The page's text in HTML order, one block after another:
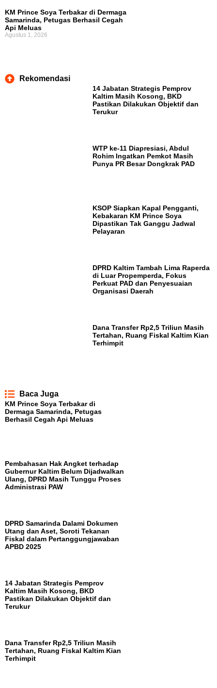
KM Prince Soya Terbakar di Dermaga
Samarinda, Petugas Berhasil Cegah
Api Meluas
Agustus 1, 2026
Rekomendasi
14 Jabatan Strategis Pemprov
Kaltim Masih Kosong, BKD
Pastikan Dilakukan Objektif dan
Terukur
WTP ke-11 Diapresiasi, Abdul
Rohim Ingatkan Pemkot Masih
Punya PR Besar Dongkrak PAD
KSOP Siapkan Kapal Pengganti,
Kebakaran KM Prince Soya
Dipastikan Tak Ganggu Jadwal
Pelayaran
DPRD Kaltim Tambah Lima Raperda
di Luar Propemperda, Fokus
Perkuat PAD dan Penyesuaian
Organisasi Daerah
Dana Transfer Rp2,5 Triliun Masih
Tertahan, Ruang Fiskal Kaltim Kian
Terhimpit
Baca Juga
KM Prince Soya Terbakar di
Dermaga Samarinda, Petugas
Berhasil Cegah Api Meluas
Pembahasan Hak Angket terhadap
Gubernur Kaltim Belum Dijadwalkan
Ulang, DPRD Masih Tunggu Proses
Administrasi PAW
DPRD Samarinda Dalami Dokumen
Utang dan Aset, Soroti Tekanan
Fiskal dalam Pertanggungjawaban
APBD 2025
14 Jabatan Strategis Pemprov
Kaltim Masih Kosong, BKD
Pastikan Dilakukan Objektif dan
Terukur
Dana Transfer Rp2,5 Triliun Masih
Tertahan, Ruang Fiskal Kaltim Kian
Terhimpit